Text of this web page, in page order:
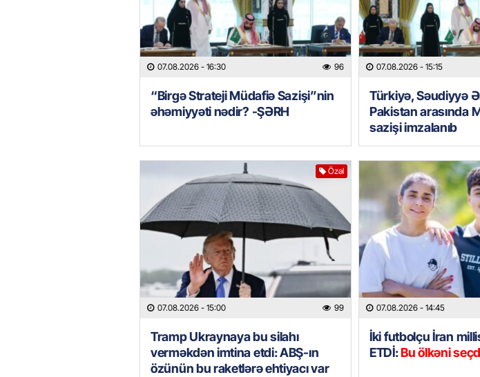
07.08.2026 - 16:30 96
“Birgə Strateji Müdafiə Sazişi”nin
əhəmiyyəti nədir? -ŞƏRH
07.08.2026 - 15:15
Türkiyə, Səudiyyə
Pakistan arasında
sazişi imzalanıb
Özəl
07.08.2026 - 15:00 99
Tramp Ukraynaya bu silahı
verməkdən imtina etdi: ABŞ-ın
özünün bu raketlərə ehtiyacı var
07.08.2026 - 14:45
İki futbolçu İran
ETDİ:Bu ölkəni